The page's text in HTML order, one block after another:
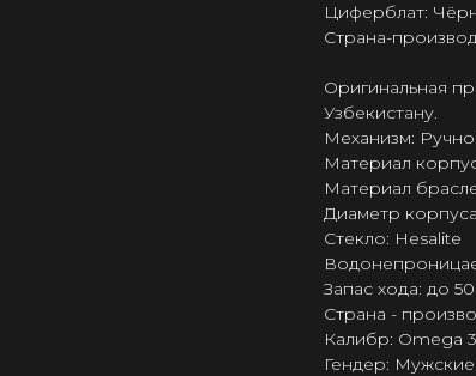
Циферблат:
Страна-
Оригинальная
Узбекистану.
Механизм:
Материал
Материал
Диаметр
Стекло: Hesalite
Запас хода: до
Страна -
Калибр: Omega
Гендер: Мужские